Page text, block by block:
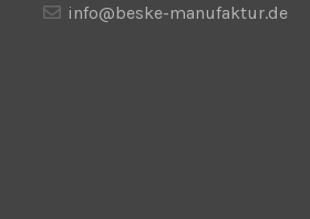
info@beske-manufaktur.de